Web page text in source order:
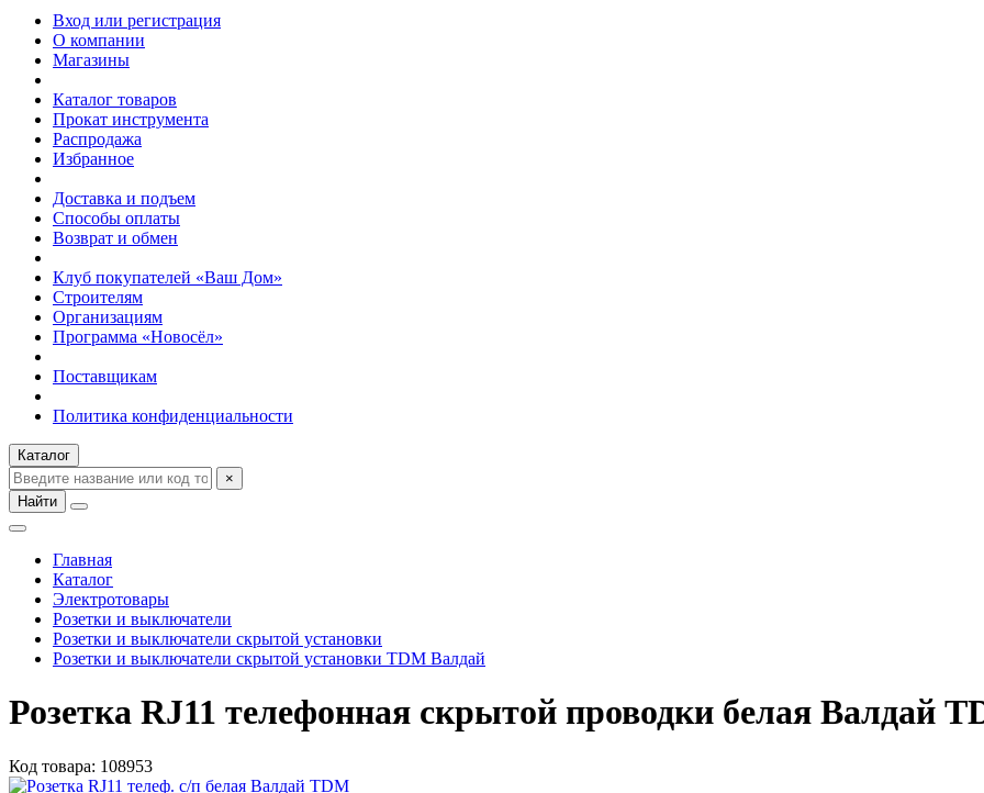
Вход или регистрация
О компании
Магазины
Каталог товаров
Прокат инструмента
Распродажа
Избранное
Доставка и подъем
Способы оплаты
Возврат и обмен
Клуб покупателей «Ваш Дом»
Строителям
Организациям
Программа «Новосёл»
Поставщикам
Политика конфиденциальности
Каталог
×
Найти
Главная
Каталог
Электротовары
Розетки и выключатели
Розетки и выключатели скрытой установки
Розетки и выключатели скрытой установки TDM Валдай
Розетка RJ11 телефонная скрытой проводки белая Валдай
Код товара: 108953